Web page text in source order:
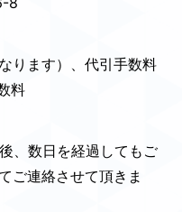
ります）、代引手数料
料
、数日を経過してもご
ご連絡させて頂きま